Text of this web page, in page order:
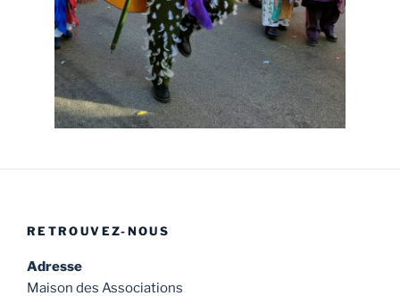
RETROUVEZ-NOUS
Adresse
Maison des Associations